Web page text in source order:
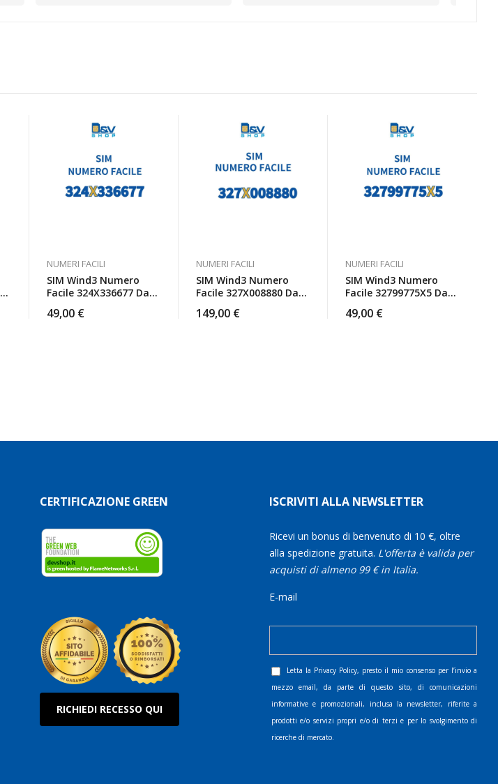
NUMERI FACILI
SIM Wind3 Numero
Facile 324X336677 Da
49,00 €
NUMERI FACILI
SIM Wind3 Numero
Facile 327X008880 Da
149,00 €
NUMERI FACILI
SIM Wind3 Numero
Facile 32799775X5 Da
49,00 €
CERTIFICAZIONE GREEN
RICHIEDI RECESSO QUI
ISCRIVITI ALLA NEWSLETTER
Ricevi un bonus di benvenuto di 10 €, oltre
alla spedizione gratuita. L'offerta è valida per
acquisti di almeno 99 € in Italia.
E-mail
Letta la Privacy Policy, presto il mio consenso per l’invio a
mezzo email, da parte di questo sito, di comunicazioni
informative e promozionali, inclusa la newsletter, riferite a
prodotti e/o servizi propri e/o di terzi e per lo svolgimento di
ricerche di mercato.